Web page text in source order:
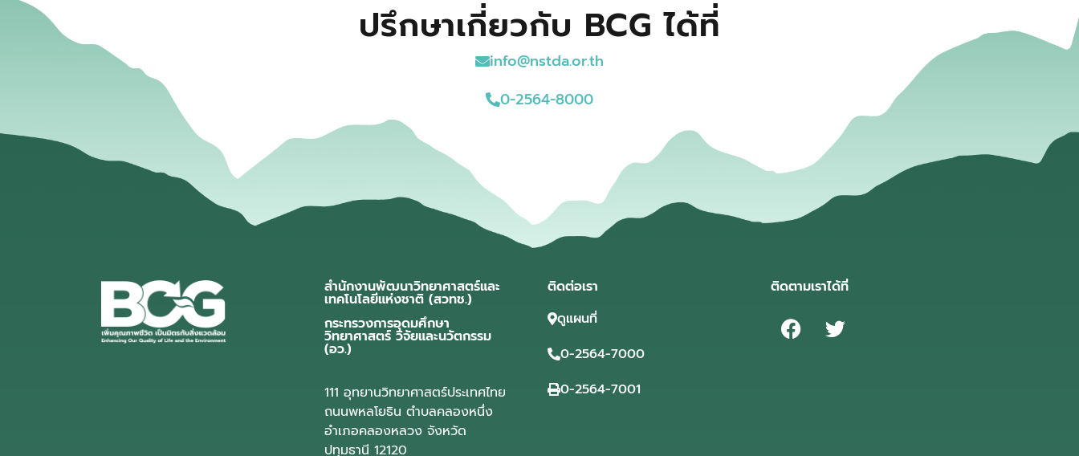
ปรึกษาเกี่ยวกับ BCG ได้ที่
info@nstda.or.th
0-2564-8000
สำนักงานพัฒนาวิทยาศาสตร์และ
เทคโนโลยีแห่งชาติ (สวทช.)
กระทรวงการอุดมศึกษา
วิทยาศาสตร์ วิจัยและนวัตกรรม
(อว.)
111 อุทยานวิทยาศาสตร์ประเทศไทย
ถนนพหลโยธิน ตำบลคลองหนึ่ง
อำเภอคลองหลวง จังหวัด
ปทุมธานี 12120
ติดต่อเรา
ดูแผนที่
0-2564-7000
0-2564-7001
ติดตามเราได้ที่